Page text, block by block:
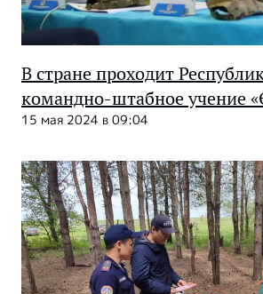
В стране проходит
командно-штабное учение
15 мая 2024 в 09:04